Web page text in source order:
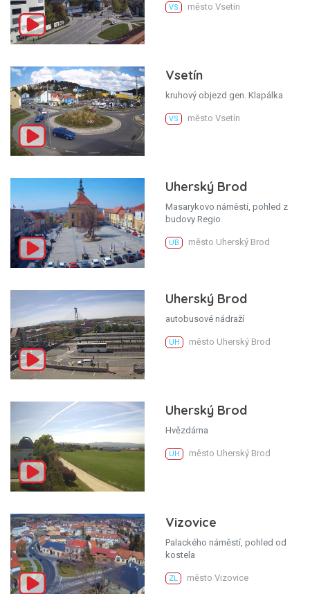
VS město Vsetín
Vsetín
kruhový objezd gen. Klapálka
VS město Vsetín
Uherský Brod
Masarykovo náměstí, pohled z
budovy Regio
UB město Uherský Brod
Uherský Brod
autobusové nádraží
UH město Uherský Brod
Uherský Brod
Hvězdárna
UH město Uherský Brod
Vizovice
Palackého náměstí, pohled od
kostela
ZL město Vizovice